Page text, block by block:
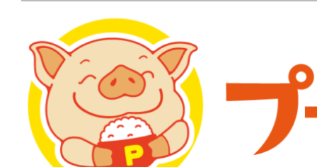
プーさんの満腹日記 |
豊中・箕面)のランチ＆
化してます。